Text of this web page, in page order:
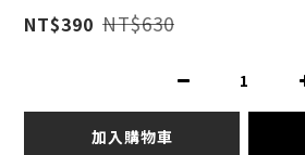
NT$390 NT$630
加入購物車